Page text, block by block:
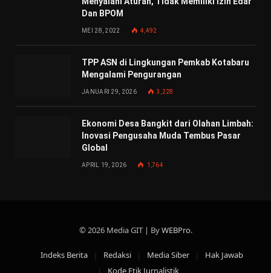
Dan BPOM
MEI 28, 2022 4,492
TPP ASN di Lingkungan Pemkab Kotabaru
Mengalami Pengurangan
JANUARI 29, 2026 3,228
Ekonomi Desa Bangkit dari Olahan Limbah:
Inovasi Pengusaha Muda Tembus Pasar
Global
APRIL 19, 2026 1,764
© 2026 Media GIT | ByWEBPro.
Indeks Berita Redaksi Media Siber
Hak Jawab
Kode Etik Jurnalistik